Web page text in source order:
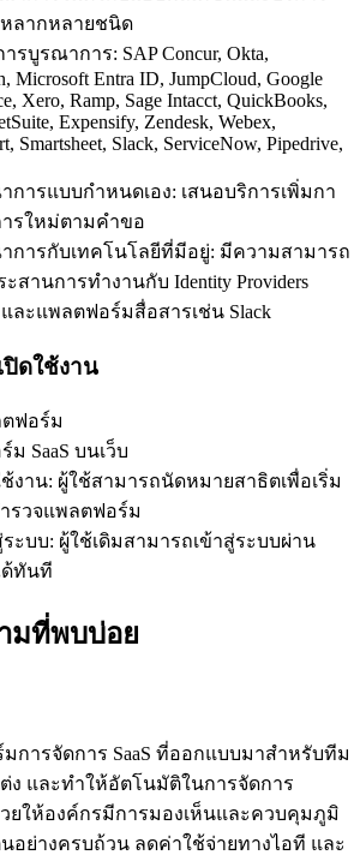
ลากหลายชนิด
รบูรณาการ: SAP Concur, Okta,
Microsoft Entra ID, JumpCloud, Google
Xero, Ramp, Sage Intacct, QuickBooks,
Expensify, Zendesk, Webex,
Smartsheet, Slack, ServiceNow, Pipedrive,
การแบบกำหนดเอง: เสนอบริการเพิ่มกา
รใหม่ตามคำขอ
การกับเทคโนโลยีที่มีอยู่: มีความสามารถ
สานการทำงานกับ Identity Providers
ละแพลตฟอร์มสื่อสารเช่น Slack
ปิดใช้งาน
ตฟอร์ม
SaaS บนเว็บ
ช้งาน: ผู้ใช้สามารถนัดหมายสาธิตเพื่อเริ่ม
รวจแพลตฟอร์ม
ระบบ: ผู้ใช้เดิมสามารถเข้าสู่ระบบผ่าน
ด้ทันที
มที่พบบ่อย
มการจัดการ SaaS ที่ออกแบบมาสำหรับทีม
ง และทำให้อัตโนมัติในการจัดการ
วยให้องค์กรมีการมองเห็นและควบคุมภูมิ
ย่างครบถ้วน ลดค่าใช้จ่ายทางไอที และ